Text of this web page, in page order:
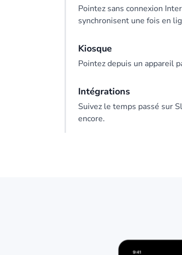
Pointez sans connexion
synchronisent une fois en
Kiosque
Pointez depuis un appareil
Intégrations
Suivez le temps passé sur
encore.